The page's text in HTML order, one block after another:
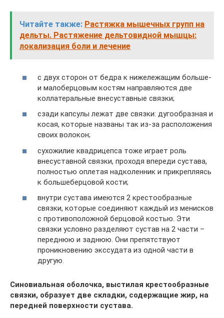
Читайте также: Растяжка мышечных групп на
дельты. Растяжение дельтовидной мышцы:
локализация боли и лечение
с двух сторон от бедра к нижележащим больше-
и малоберцовым костям направляются две
коллатеральные внесуставные связки;
сзади капсулы лежат две связки: дугообразная и
косая, которые названы так из-за расположения
своих волокон;
сухожилие квадрицепса тоже играет роль
внесуставной связки, проходя впереди сустава,
полностью оплетая надколенник и прикрепляясь
к большеберцовой кости;
внутри сустава имеются 2 крестообразные
связки, которые соединяют каждый из менисков
с противоположной берцовой костью. Эти
связки условно разделяют сустав на 2 части –
переднюю и заднюю. Они препятствуют
проникновению экссудата из одной части в
другую.
Синовиальная оболочка, выстилая крестообразные
связки, образует две складки, содержащие жир, на
передней поверхности сустава.